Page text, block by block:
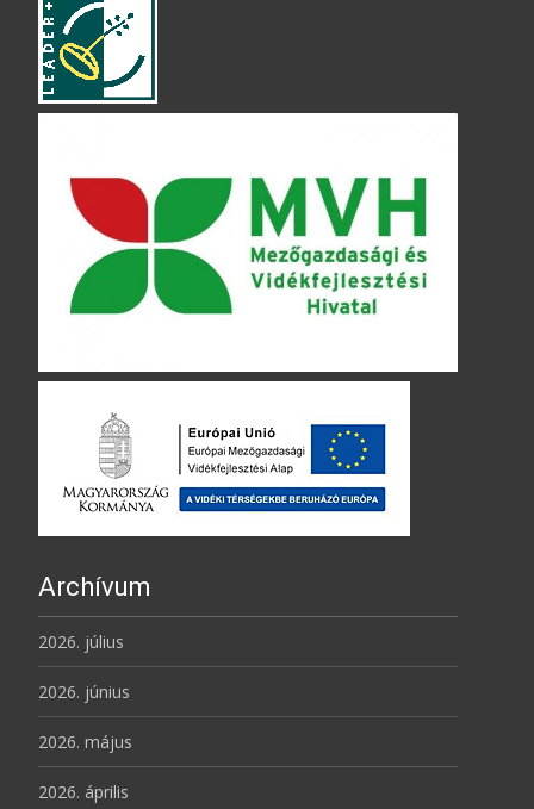
Archívum
2026. július
2026. június
2026. május
2026. április